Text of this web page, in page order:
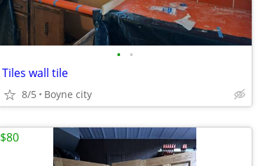
• •
Tiles wall tile
8/5 Boyne city
$80